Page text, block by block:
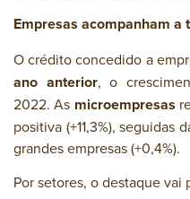
Empresas acompanham a
O crédito concedido a
ano anterior, o
2022. As microempresas
positiva (+11,3%), seguidas
grandes empresas (+0,4%).
Por setores, o destaque vai